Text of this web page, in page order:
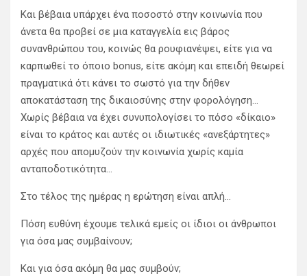
Και βέβαια υπάρχει ένα ποσοστό στην κοινωνία που
άνετα θα προβεί σε μια καταγγελία εις βάρος
συνανθρώπου του, κοινώς θα ρουφιανέψει, είτε για να
καρπωθεί το όποιο bonus, είτε ακόμη και επειδή θεωρεί
πραγματικά ότι κάνει το σωστό για την δήθεν
αποκατάσταση της δικαιοσύνης στην φορολόγηση…
Χωρίς βέβαια να έχει συνυπολογίσει το πόσο «δίκαιο»
είναι το κράτος και αυτές οι ιδιωτικές «ανεξάρτητες»
αρχές που απομυζούν την κοινωνία χωρίς καμία
ανταποδοτικότητα…
Στο τέλος της ημέρας η ερώτηση είναι απλή…
Πόση ευθύνη έχουμε τελικά εμείς οι ίδιοι οι άνθρωποι
για όσα μας συμβαίνουν;
Και για όσα ακόμη θα μας συμβούν;